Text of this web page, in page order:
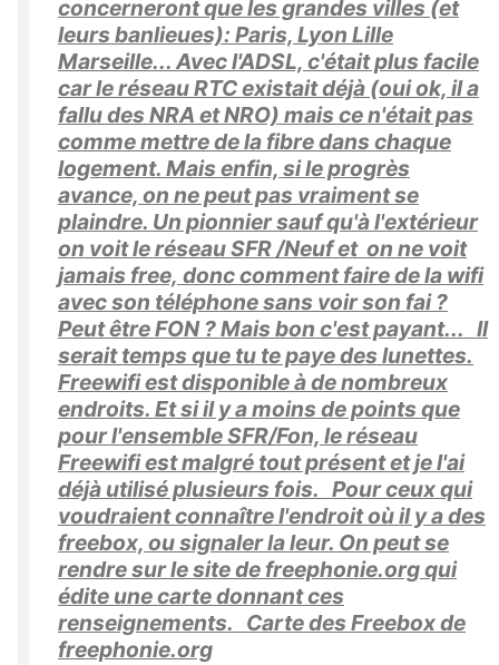
concerneront que les grandes villes (et
leurs banlieues): Paris, Lyon Lille
Marseille... Avec l'ADSL, c'était plus facile
car le réseau RTC existait déjà (oui ok, il a
fallu des NRA et NRO) mais ce n'était pas
comme mettre de la fibre dans chaque
logement. Mais enfin, si le progrès
avance, on ne peut pas vraiment se
plaindre. Un pionnier sauf qu'à l'extérieur
on voit le réseau SFR /Neuf et on ne voit
jamais free, donc comment faire de la wifi
avec son téléphone sans voir son fai ?
Peut être FON ? Mais bon c'est payant... Il
serait temps que tu te paye des lunettes.
Freewifi est disponible à de nombreux
endroits. Et si il y a moins de points que
pour l'ensemble SFR/Fon, le réseau
Freewifi est malgré tout présent et je l'ai
déjà utilisé plusieurs fois. Pour ceux qui
voudraient connaître l'endroit où il y a des
freebox, ou signaler la leur. On peut se
rendre sur le site de freephonie.org qui
édite une carte donnant ces
renseignements. Carte des Freebox de
freephonie.org